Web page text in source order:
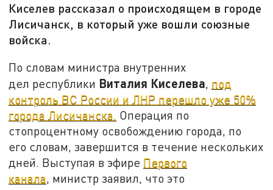
Киселев рассказал о происходящем в городе
Лисичанск, в который уже вошли союзные
войска.
По словам министра внутренних
дел республики Виталия Киселева, под
контроль ВС России и ЛНР перешло уже 50%
города Лисичанска. Операция по
стопроцентному освобождению города, по
его словам, завершится в течение нескольких
дней. Выступая в эфире Первого
канала, министр заявил, что это